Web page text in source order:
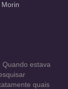
Quando estava
quais